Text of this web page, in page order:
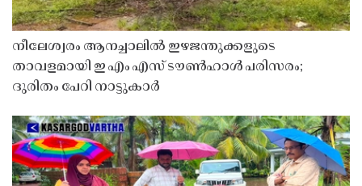
നീലേശ്വരം ആനച്ചാലിൽ ഇഴജന്തുക്കളുടെ
താവളമായി ഇ എം എസ് ടൗൺഹാൾ പരിസരം;
ദുരിതം പേറി നാട്ടുകാർ